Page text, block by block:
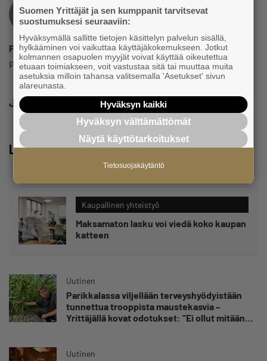
Pauli Reinikainen
pauli.reinikainen@yrittajat.fi
Jaa
Lue lisää
Kaupallinen yhteistyö
Maksamaton lasku voi viedä koko kaupan
katteen
Uutinen
Parikkalassa viljellään terveyshyödyistään
tunnettua trooppista maustekasvia –
Yrittäjällä kovat odotukset: ”Ei ollut mitään
Uutinen
Suomen Yrittäjät ja sen kumppanit tarvitsevat
suostumuksesi seuraaviin:
Hyväksymällä sallitte tietojen käsittelyn palvelun sisällä,
hylkääminen voi vaikuttaa käyttäjäkokemukseen. Jotkut
kolmannen osapuolen myyjät voivat käyttää oikeutettua
etuaan toimiakseen, voit vastustaa sitä tai muuttaa muita
asetuksia milloin tahansa valitsemalla 'Asetukset' sivun
alareunasta.
Hyväksyn kaikki
Hyväksyn välttämättömät
Näytä käyttötarkoitukset
Tietosuojakäytäntö